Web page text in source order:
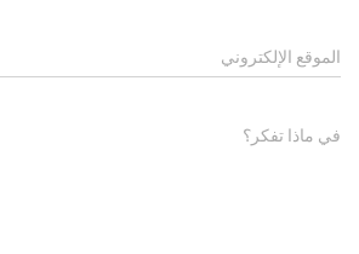
الموقع الإلكتروني
في ماذا تفكر؟